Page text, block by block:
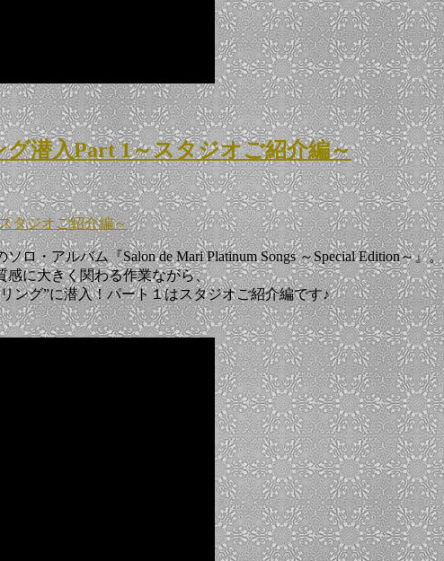
潜入Part 1～スタジオご紹介編～
タジオご紹介編～
ロ・アルバム『Salon de Mari Platinum Songs ～Special Edition～』。
感に大きく関わる作業ながら、
ング”に潜入！パート１はスタジオご紹介編です♪